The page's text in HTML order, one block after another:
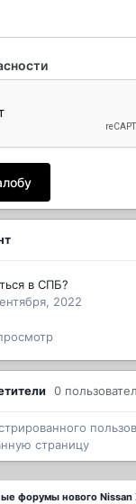
в СПБ?
2022
0
страницу
форумы нового Nissan